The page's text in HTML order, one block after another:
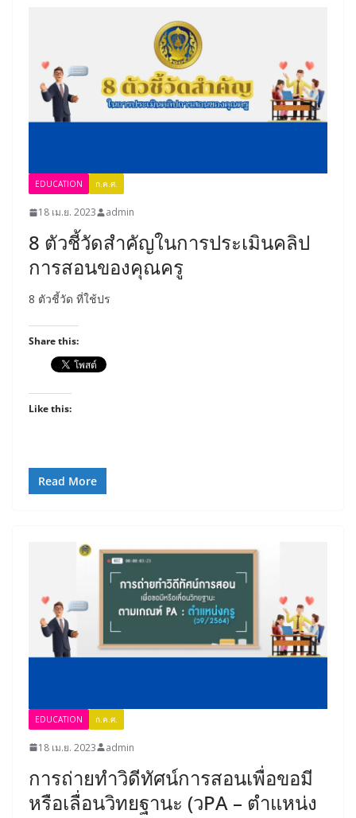
EDUCATION ก.ค.ศ.
18 เม.ย. 2023 admin
8 ตัวชี้วัดสำคัญในการประเมินคลิป
การสอนของคุณครู
8 ตัวชี้วัด ที่ใช้ปร
Share this:
Like this:
Read More
EDUCATION ก.ค.ศ.
18 เม.ย. 2023 admin
การถ่ายทำวิดีทัศน์การสอนเพื่อขอมี
หรือเลื่อนวิทยฐานะ (วPA – ตำแหน่ง